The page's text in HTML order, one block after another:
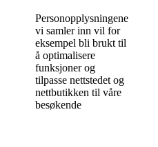
Personopplysningene
vi samler inn vil for
eksempel bli brukt til
å optimalisere
funksjoner og
tilpasse nettstedet og
nettbutikken til våre
besøkende